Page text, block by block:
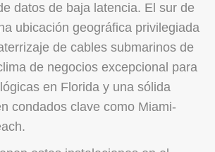
datos de baja latencia. El sur de
ubicación geográfica privilegiada
de cables submarinos de
de negocios excepcional para
en Florida y una sólida
condados clave como Miami-